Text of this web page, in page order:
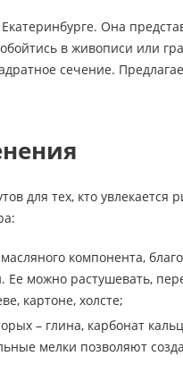
Она
в живописи или
сечение.
для тех, кто увлекается
компонента,
можно растушевать,
картоне, холсте;
– глина, карбонат
мелки позволяют